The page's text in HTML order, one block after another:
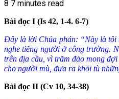
8 7 minutes read
Bài đọc I (Is 42, 1-4. 6-7)
Đây là lời Chúa phán: “Này là tôi
nghe tiếng người ở công trường.
trên địa cầu, vì trăm đảo mong
cho người mù, đưa ra khỏi tù
Bài đọc II (Cv 10, 34-38)